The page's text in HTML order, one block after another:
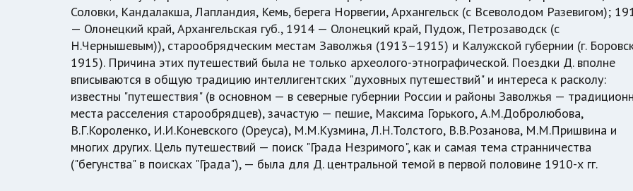
Соловки, Кандалакша, Лапландия, Кемь, берега Норвегии, Архангельск (с Всеволодом Разевигом);
— Олонецкий край, Архангельская губ., 1914 — Олонецкий край, Пудож, Петрозаводск (с
Н.Чернышевым)), старообрядческим местам Заволжья (1913–1915) и Калужской губернии (г.
1915). Причина этих путешествий была не только археолого-этнографической. Поездки Д. вполне
вписываются в общую традицию интеллигентских "духовных путешествий" и интереса к расколу:
известны "путешествия" (в основном — в северные губернии России и районы Заволжья —
места расселения старообрядцев), зачастую — пешие, Максима Горького, А.М.Добролюбова,
В.Г.Короленко, И.И.Коневского (Ореуса), М.М.Кузмина, Л.Н.Толстого, В.В.Розанова, М.М.Пришвина и
многих других. Цель путешествий — поиск "Града Незримого", как и самая тема странничества
("бегунства" в поисках "Града"), — была для Д. центральной темой в первой половине 1910-х гг.